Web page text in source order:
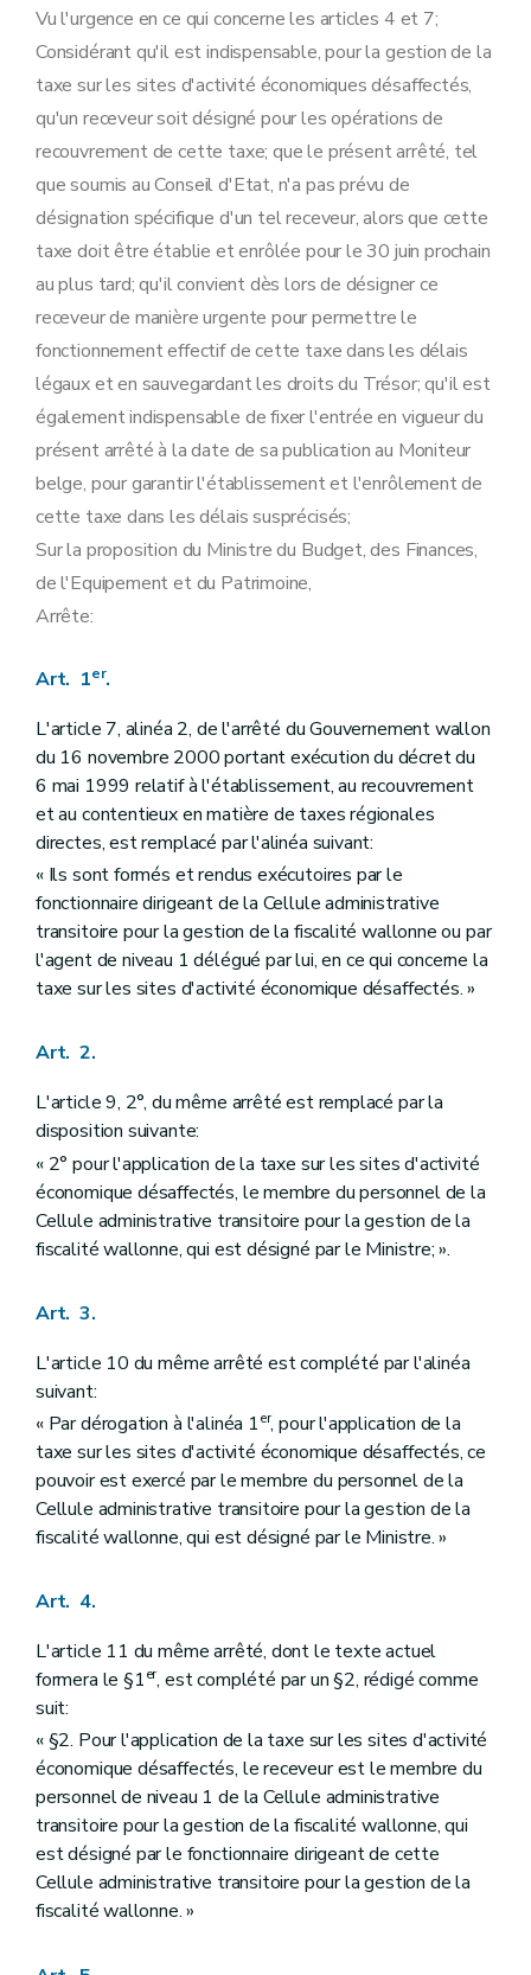
Vu l'urgence en ce qui concerne les articles 4 et 7;
Considérant qu'il est indispensable, pour la gestion de la
taxe sur les sites d'activité économiques désaffectés,
qu'un receveur soit désigné pour les opérations de
recouvrement de cette taxe; que le présent arrêté, tel
que soumis au Conseil d'Etat, n'a pas prévu de
désignation spécifique d'un tel receveur, alors que cette
taxe doit être établie et enrôlée pour le 30 juin prochain
au plus tard; qu'il convient dès lors de désigner ce
receveur de manière urgente pour permettre le
fonctionnement effectif de cette taxe dans les délais
légaux et en sauvegardant les droits du Trésor; qu'il est
également indispensable de fixer l'entrée en vigueur du
présent arrêté à la date de sa publication au Moniteur
belge, pour garantir l'établissement et l'enrôlement de
cette taxe dans les délais susprécisés;
Sur la proposition du Ministre du Budget, des Finances,
de l'Equipement et du Patrimoine,
Arrête:
Art. 1er.
L'article 7, alinéa 2, de l'arrêté du Gouvernement wallon
du 16 novembre 2000 portant exécution du décret du
6 mai 1999 relatif à l'établissement, au recouvrement
et au contentieux en matière de taxes régionales
directes, est remplacé par l'alinéa suivant:
« Ils sont formés et rendus exécutoires par le
fonctionnaire dirigeant de la Cellule administrative
transitoire pour la gestion de la fiscalité wallonne ou par
l'agent de niveau 1 délégué par lui, en ce qui concerne la
taxe sur les sites d'activité économique désaffectés. »
Art. 2.
L'article 9, 2°, du même arrêté est remplacé par la
disposition suivante:
« 2° pour l'application de la taxe sur les sites d'activité
économique désaffectés, le membre du personnel de la
Cellule administrative transitoire pour la gestion de la
fiscalité wallonne, qui est désigné par le Ministre; ».
Art. 3.
L'article 10 du même arrêté est complété par l'alinéa
suivant:
« Par dérogation à l'alinéa 1er, pour l'application de la
taxe sur les sites d'activité économique désaffectés, ce
pouvoir est exercé par le membre du personnel de la
Cellule administrative transitoire pour la gestion de la
fiscalité wallonne, qui est désigné par le Ministre. »
Art. 4.
L'article 11 du même arrêté, dont le texte actuel
formera le §1er, est complété par un §2, rédigé comme
suit:
« §2. Pour l'application de la taxe sur les sites d'activité
économique désaffectés, le receveur est le membre du
personnel de niveau 1 de la Cellule administrative
transitoire pour la gestion de la fiscalité wallonne, qui
est désigné par le fonctionnaire dirigeant de cette
Cellule administrative transitoire pour la gestion de la
fiscalité wallonne. »